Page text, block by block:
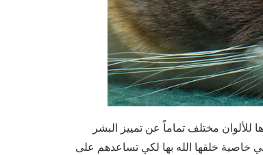
للألوان مختلف تماماً عن تمييز البشر
خاصية خلقها الله بها لكي تساعدهم على